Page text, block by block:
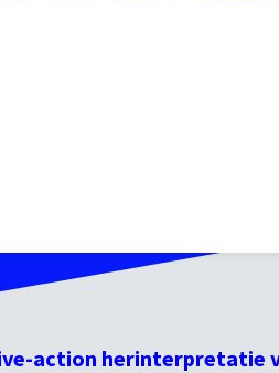
action herinterpretatie